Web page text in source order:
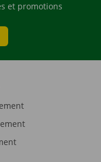
et promotions